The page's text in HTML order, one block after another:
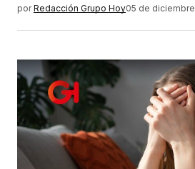
por Redacción Grupo Hoy05 de diciembre